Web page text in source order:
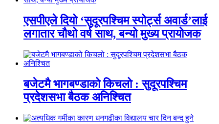
एसपीएले दियो ‘सुदूरपश्चिम स्पोर्ट्स अवार्ड’लाई
लगातार चौथो वर्ष साथ, बन्यो मुख्य प्रायोजक
बजेटमै भागबण्डाको किचलो : सुदूरपश्चिम
प्रदेशसभा बैठक अनिश्चित